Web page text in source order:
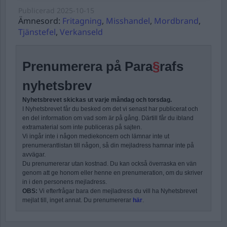
Ämnesord: Fritagning, Misshandel, Mordbrand,
Tjänstefel, Verkanseld
Prenumerera på Para§rafs
nyhetsbrev
Nyhetsbrevet skickas ut varje måndag och torsdag.
I Nyhetsbrevet får du besked om det vi senast har publicerat och
en del information om vad som är på gång. Därtill får du ibland
extramaterial som inte publiceras på sajten.
Vi ingår inte i någon mediekoncern och lämnar inte ut
prenumerantlistan till någon, så din mejladress hamnar inte på
avvägar.
Du prenumererar utan kostnad. Du kan också överraska en vän
genom att ge honom eller henne en prenumeration, om du skriver
in i den personens mejladress.
OBS: Vi efterfrågar bara den mejladress du vill ha Nyhetsbrevet
mejlat till, inget annat. Du prenumererar här.